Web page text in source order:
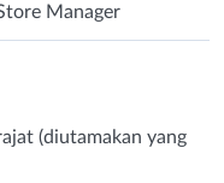
Manager
(diutamakan yang